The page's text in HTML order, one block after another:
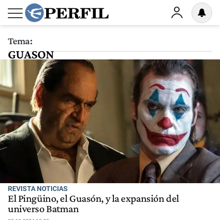
Tema:
GUASON
REVISTA NOTICIAS
El Pingüino, el Guasón, y la expansión del
universo Batman